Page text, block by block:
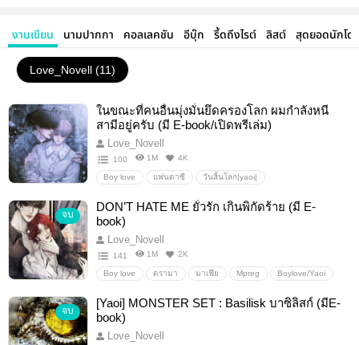
งานเขียน นามปากกา คอลเลคชัน อีบุ๊ก รี้ดถึงไรต์ ลิสต์ สุดยอดนักโด
Love_Novell (11)
ในขณะที่คนอื่นมุ่งมั่นยึดครองโลก ผมกำลังหนี
สามีอยู่ครับ (มี E-book/เปิดพรีเล่ม)
Love_Novell
100 1M 4K
Boy love แฟนตาซี วันสิ้นโลก|yaoi|
พระเอกยันเดเระ
จบ
DON’T HATE ME ยั่วรัก เกินพิกัดร้าย (มี E-
book)
Love_Novell
141 1M 2K
Boy love ดรามา มาเฟีย Mpreg Boylove/Yaoi
จบ
[Yaoi] MONSTER SET : Basilisk บาซิลิสก์ (มีE-
book)
Love_Novell